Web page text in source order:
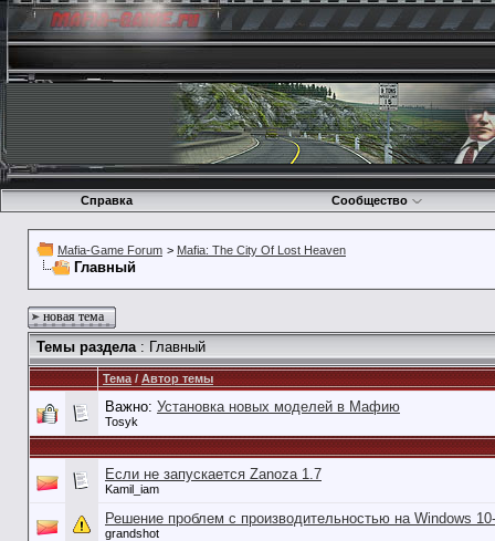
Справка Сообщество
Mafia-Game Forum > Mafia: The City Of Lost Heaven
Главный
новая тема
Темы раздела: Главный
Тема/Автор темы
Важно: Установка новых моделей в Мафию
Tosyk
Если не запускается Zanoza 1.7
Kamil_iam
Решение проблем с производительностью на Windows
grandshot